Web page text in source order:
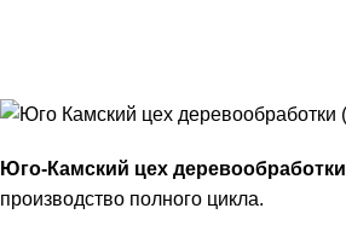
Юго-Камский цех деревообработки
производство полного цикла.